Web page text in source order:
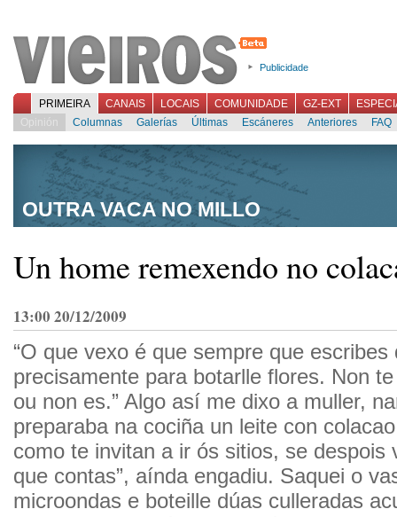
Publicidade
PRIMEIRA CANAIS LOCAIS COMUNIDADE GZ-EXT
Opinión
Columnas Galerías Últimas Escáneres Anteriores FAQ
OUTRA VACA NO MILLO
Un home remexendo no
13:00 20/12/2009
“O que vexo é que sempre que
precisamente para botarlle flores. Non
ou non es.” Algo así me dixo a muller,
preparaba na cociña un leite con
como te invitan a ir ós sitios, se despois
que contas”, aínda engadiu. Saquei o
microondas e boteille dúas culleradas